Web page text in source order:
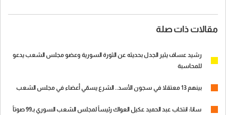
مقالات ذات صلة
رشيد عساف يثير الجدل بحديثه عن الثورة السورية وعضو مجلس الشعب يدعو
للمحاسبة
بينهم 13 معتقلا في سجون الأسد.. الشرع يسمّي أعضاء في مجلس الشعب
سانا: انتخاب عبد الحميد عكيل العواك رئيساً لمجلس الشعب السوري بـ99 صوتاً